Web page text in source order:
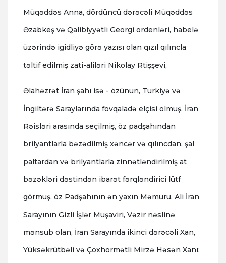
Müqəddəs Anna, dördüncü dərəcəli Müqəddəs
Əzabkeş və Qalibiyyətli Georgi ordenləri, habelə
üzərində igidliyə görə yazısı olan qızıl qılıncla
təltif edilmiş zati-aliləri Nikolay Rtişşevi,
Əlahəzrət İran şahı isə - özünün, Türkiyə və
İngiltərə Saraylarında fövqaladə elçisi olmuş, İran
Rəisləri arasında seçilmiş, öz padşahından
brilyantlarla bəzədilmiş xəncər və qılıncdan, şal
paltardan və brilyantlarla zinnətləndirilmiş at
bəzəkləri dəstindən ibarət fərqləndirici lütf
görmüş, öz Padşahının ən yaxın Məmuru, Ali İran
Sarayının Gizli İşlər Müşaviri, Vəzir nəslinə
mənsub olan, İran Sarayında ikinci dərəcəli Xan,
Yüksəkrütbəli və Çoxhörmətli Mirzə Həsən Xanı: